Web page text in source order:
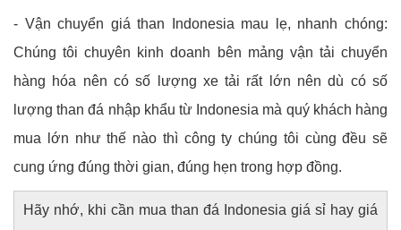
- Vận chuyển giá than Indonesia mau lẹ, nhanh chóng:
Chúng tôi chuyên kinh doanh bên mảng vận tải chuyển
hàng hóa nên có số lượng xe tải rất lớn nên dù có số
lượng than đá nhập khẩu từ Indonesia mà quý khách hàng
mua lớn như thế nào thì công ty chúng tôi cùng đều sẽ
cung ứng đúng thời gian, đúng hẹn trong hợp đồng.
Hãy nhớ, khi cần mua than đá Indonesia giá sỉ hay giá